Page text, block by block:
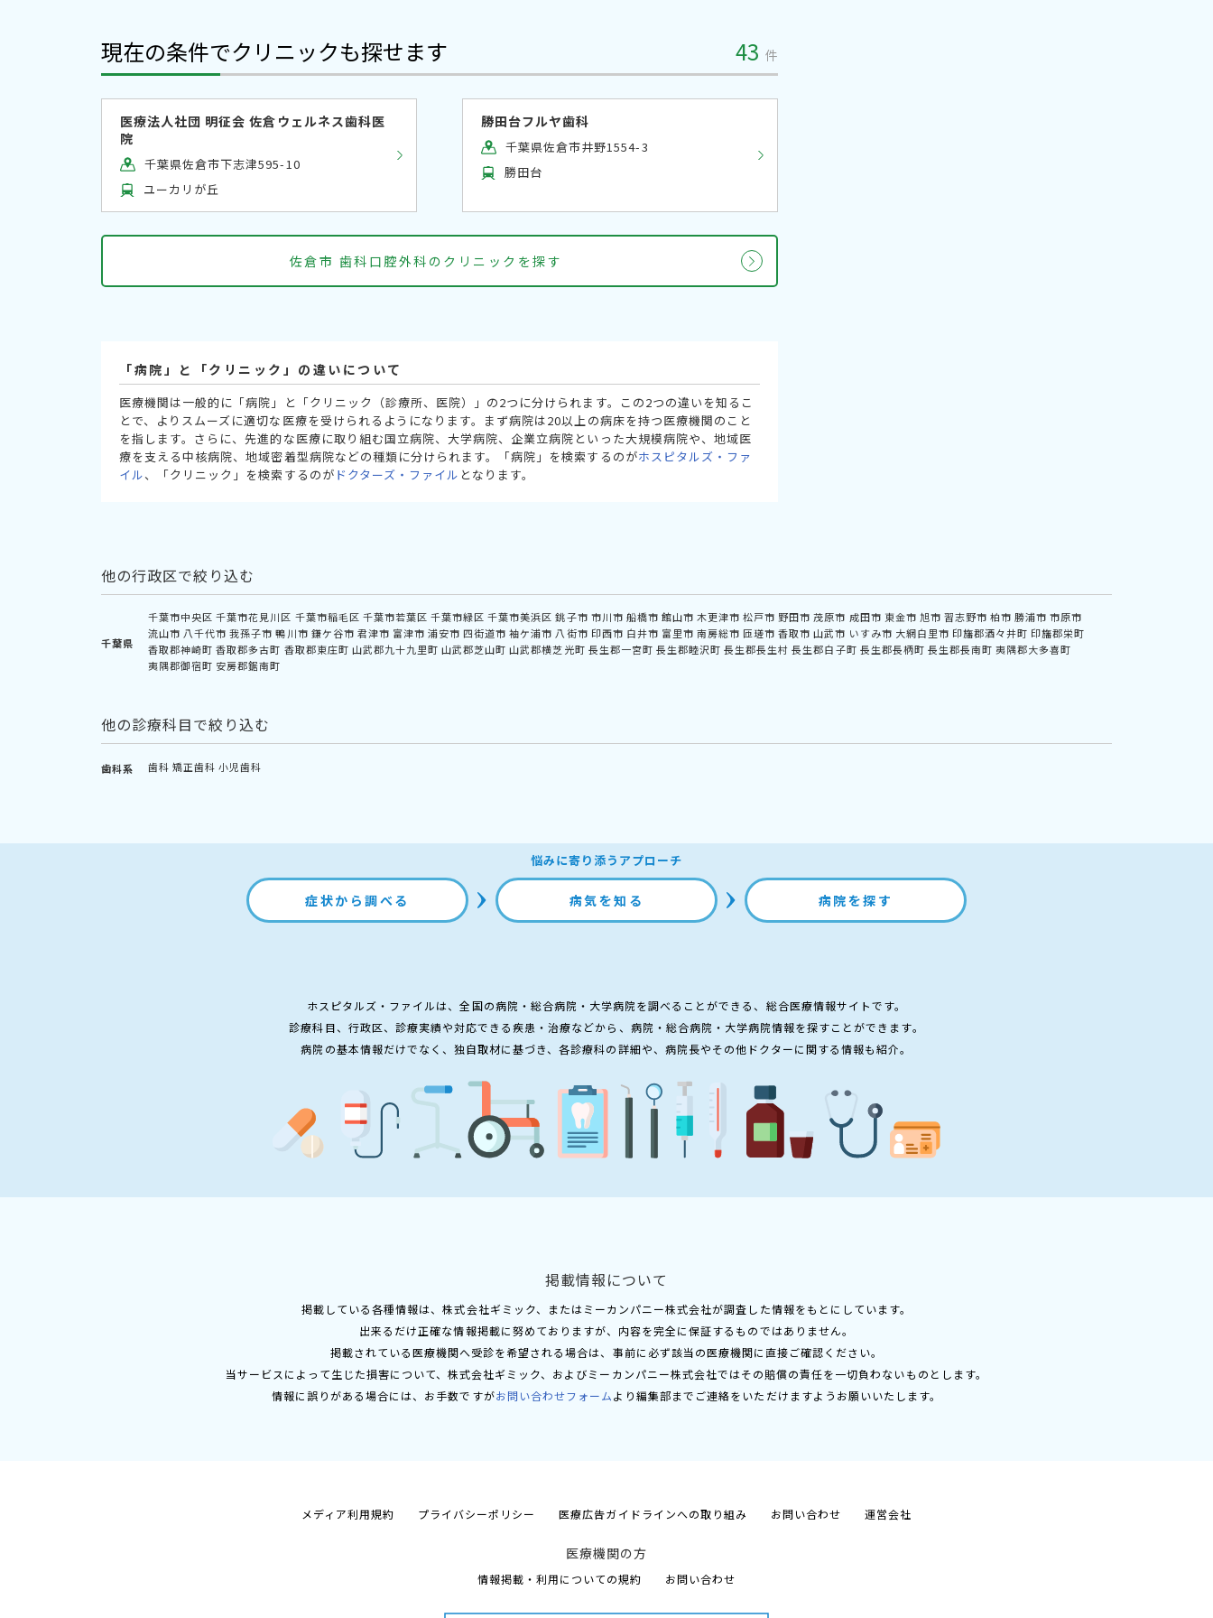
現在の条件でクリニックも探せます 43 件
医療法人社団 明征会 佐倉ウェルネス歯科医
院
千葉県佐倉市下志津595-10
ユーカリが丘
勝田台フルヤ歯科
千葉県佐倉市井野1554-3
勝田台
佐倉市 歯科口腔外科のクリニックを探す
「病院」と「クリニック」の違いについて
医療機関は一般的に「病院」と「クリニック（診療所、医院）」の2つに分けられます。この2つの違いを知るこ
とで、よりスムーズに適切な医療を受けられるようになります。まず病院は20以上の病床を持つ医療機関のこと
を指します。さらに、先進的な医療に取り組む国立病院、大学病院、企業立病院といった大規模病院や、地域医
療を支える中核病院、地域密着型病院などの種類に分けられます。「病院」を検索するのがホスピタルズ・ファ
イル、「クリニック」を検索するのが ドクターズ・ファイル となります。
他の行政区で絞り込む
千葉県
千葉市中央区 千葉市花見川区 千葉市稲毛区 千葉市若葉区 千葉市緑区 千葉市美浜区 銚子市 市川市 船橋市 館山市 木更津市 松戸市 野田市 茂原市 成田市 東金市 旭市 習志野市 柏市 勝浦市 市原市
流山市 八千代市 我孫子市 鴨川市 鎌ケ谷市 君津市 富津市 浦安市 四街道市 袖ケ浦市 八街市 印西市 白井市 富里市 南房総市 匝瑳市 香取市 山武市 いすみ市 大網白里市 印旛郡酒々井町 印旛郡栄町
香取郡神崎町 香取郡多古町 香取郡東庄町 山武郡九十九里町 山武郡芝山町 山武郡横芝光町 長生郡一宮町 長生郡睦沢町 長生郡長生村 長生郡白子町 長生郡長柄町 長生郡長南町 夷隅郡大多喜町
夷隅郡御宿町 安房郡鋸南町
他の診療科目で絞り込む
歯科系 歯科 矯正歯科 小児歯科
悩みに寄り添うアプローチ
症状から調べる 病気を知る 病院を探す
ホスピタルズ・ファイルは、全国の病院・総合病院・大学病院を調べることができる、総合医療情報サイトです。
診療科目、行政区、診療実績や対応できる疾患・治療などから、病院・総合病院・大学病院情報を探すことができます。
病院の基本情報だけでなく、独自取材に基づき、各診療科の詳細や、病院長やその他ドクターに関する情報も紹介。
掲載情報について
掲載している各種情報は、株式会社ギミック、またはミーカンパニー株式会社が調査した情報をもとにしています。
出来るだけ正確な情報掲載に努めておりますが、内容を完全に保証するものではありません。
掲載されている医療機関へ受診を希望される場合は、事前に必ず該当の医療機関に直接ご確認ください。
当サービスによって生じた損害について、株式会社ギミック、およびミーカンパニー株式会社ではその賠償の責任を一切負わないものとします。
情報に誤りがある場合には、お手数ですがお問い合わせフォームより編集部までご連絡をいただけますようお願いいたします。
メディア利用規約 プライバシーポリシー 医療広告ガイドラインへの取り組み お問い合わせ 運営会社
医療機関の方
情報掲載・利用についての規約 お問い合わせ